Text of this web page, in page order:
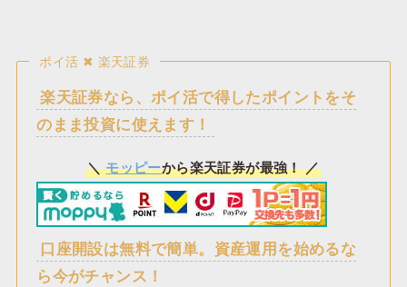
ポイ活 ✖ 楽天証券
楽天証券なら、ポイ活で得したポイントをそ
のまま投資に使えます！
＼モッピーから楽天証券が最強！ ／
口座開設は無料で簡単。資産運用を始めるな
ら今がチャンス！